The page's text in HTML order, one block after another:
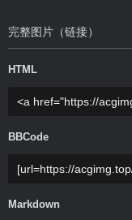
完整图片（链接）
HTML
BBCode
Markdown